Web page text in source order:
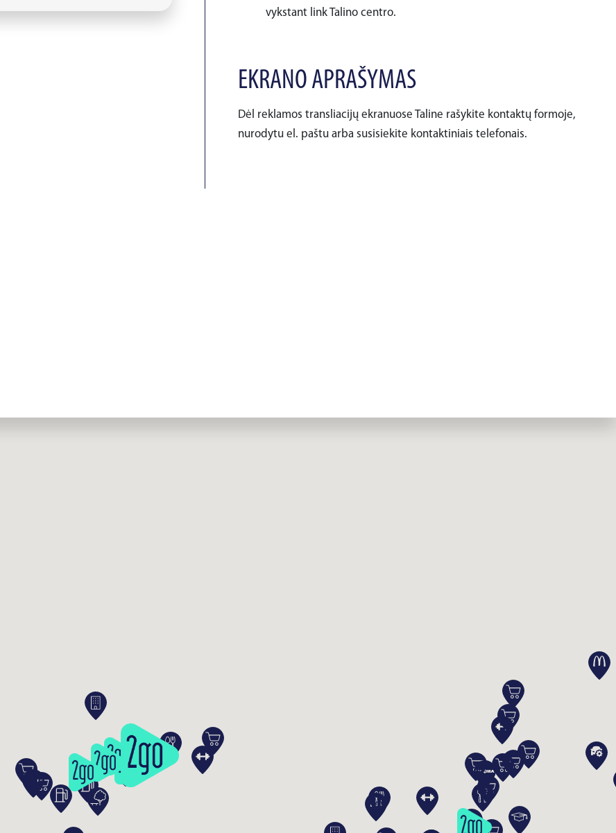
vykstant link Talino centro.
EKRANO APRAŠYMAS
Dėl reklamos transliacijų ekranuose Taline rašykite kontaktų formoje,
nurodytu el. paštu arba susisiekite kontaktiniais telefonais.